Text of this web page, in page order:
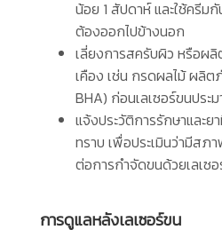
น้อย 1 สัปดาห์ และใช้ครีม
ต้องออกไปข้างนอก
เลี่ยงการสครับผิว หรือผ
เคือง เช่น กรดผลไม้ ผลิ
BHA) ก่อนเลเซอร์ขนประ
แจ้งประวัติการรักษาและ
ทราบ เพื่อประเมินว่ามีสภ
ต่อการกำจัดขนด้วยเลเซ
การดูแลหลังเลเซอร์ขน